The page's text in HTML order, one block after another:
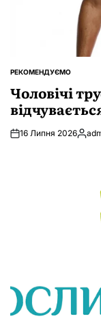
ОПУБЛІКУВАТИ
РЕКОМЕНДУЄМО
Чоловічі
16 Липня 2026